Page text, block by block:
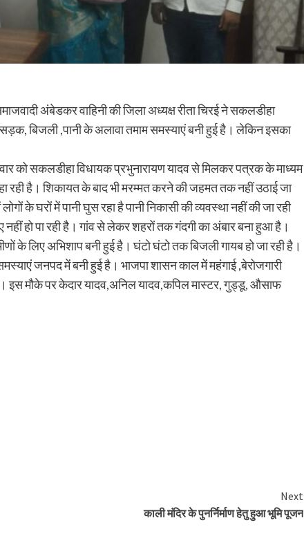
अंबेडकर वाहिनी की जिला अध्यक्ष रीता चिरई ने सकलडीहा
बिजली ,पानी के अलावा तमाम समस्याएं बनी हुई है। लेकिन इसका
को सकलडीहा विधायक प्रभुनारायण यादव से मिलकर पत्रक के माध्यम
है। शिकायत के बाद भी मरम्मत करने की जहमत तक नहीं उठाई जा
के घरों में पानी घुस रहा है पानी निकासी की व्यवस्था नहीं की जा रही
नहीं हो पा रही है। गांव से लेकर शहरों तक गंदगी का अंबार बना हुआ है।
के लिए अभिशाप बनी हुई है। घंटो घंटो तक बिजली गायब हो जा रही है।
जनपद में बनी हुई है। भाजपा शासन काल में महंगाई ,बेरोजगारी
मौके पर केदार यादव,अनिल यादव,कपिल मास्टर, गुड्डू, औसाफ
Next
काली मंदिर के पुनर्निर्माण हेतु हुआ भूमि पूजन